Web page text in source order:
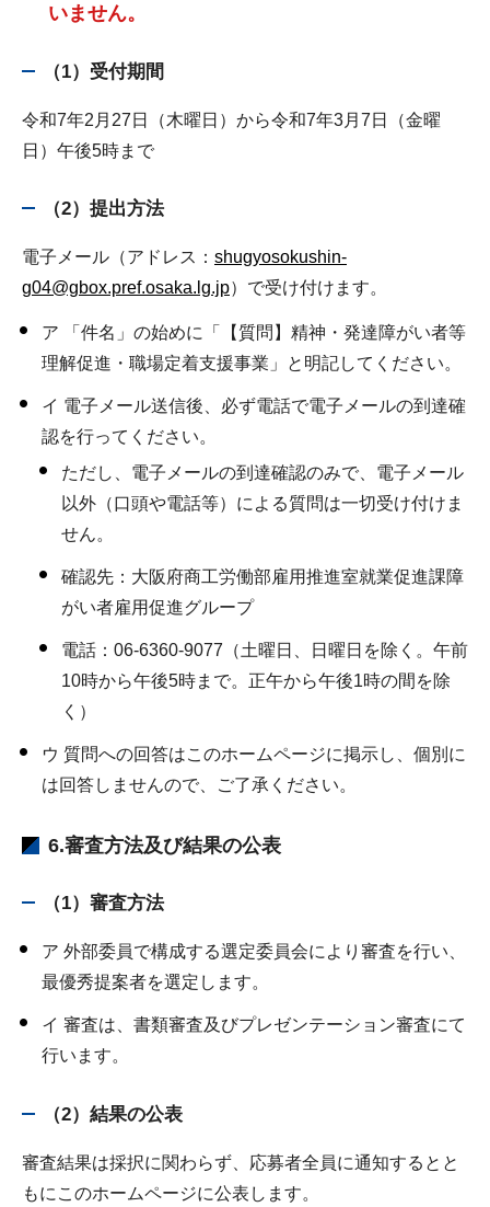
いません。
（1）受付期間
令和7年2月27日（木曜日）から令和7年3月7日（金曜
日）午後5時まで
（2）提出方法
電子メール（アドレス： shugyosokushin-
g04@gbox.pref.osaka.lg.jp）で受け付けます。
ア 「件名」の始めに「【質問】精神・発達障がい者等
理解促進・職場定着支援事業」と明記してください。
イ 電子メール送信後、必ず電話で電子メールの到達確
認を行ってください。
ただし、電子メールの到達確認のみで、電子メール
以外（口頭や電話等）による質問は一切受け付けま
せん。
確認先：大阪府商工労働部雇用推進室就業促進課障
がい者雇用促進グループ
電話：06-6360-9077（土曜日、日曜日を除く。午前
10時から午後5時まで。正午から午後1時の間を除
く）
ウ 質問への回答はこのホームページに掲示し、個別に
は回答しませんので、ご了承ください。
6.審査方法及び結果の公表
（1）審査方法
ア 外部委員で構成する選定委員会により審査を行い、
最優秀提案者を選定します。
イ 審査は、書類審査及びプレゼンテーション審査にて
行います。
（2）結果の公表
審査結果は採択に関わらず、応募者全員に通知するとと
もにこのホームページに公表します。